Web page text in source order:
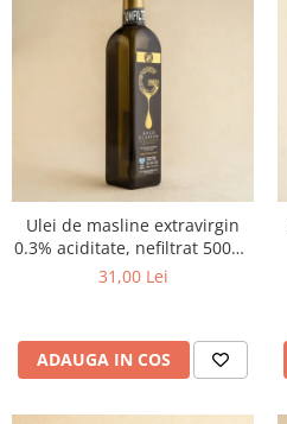
Ulei de masline extravirgin
0.3% aciditate, nefiltrat 500ml
- presat la rece
31,00 Lei
ADAUGA IN COS